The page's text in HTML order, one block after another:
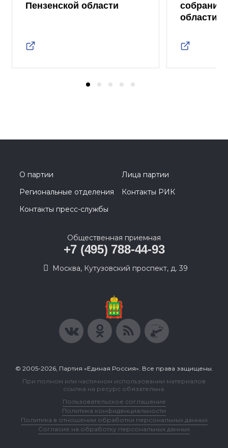
Пензенской области
собрание
области
О партии
Лица партии
Региональные отделения
Контакты РИК
Контакты пресс-службы
Общественная приемная
+7 (495) 788-44-93
Москва, Кутузовский проспект, д. 39
© 2005-2026, Партия «Единая Россия». Все права защищены.
При полном или частичном использовании материалов
ссылка на ресурс обязательна.
Пользовательское соглашение
Политика конфиденциальности
Политика в отношении обработки персональных данных
Согласие на обработку персональных данных